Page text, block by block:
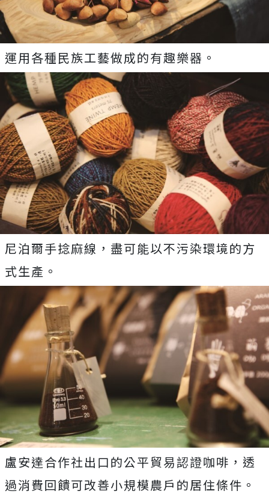
運用各種民族工藝做成的有趣樂器。
尼泊爾手捻麻線，盡可能以不污染環境的方
式生產。
盧安達合作社出口的公平貿易認證咖啡，透
過消費回饋可改善小規模農戶的居住條件。